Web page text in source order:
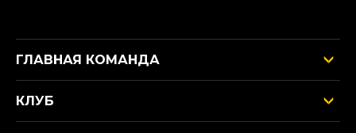
ГЛАВНАЯ КОМАНДА
КЛУБ